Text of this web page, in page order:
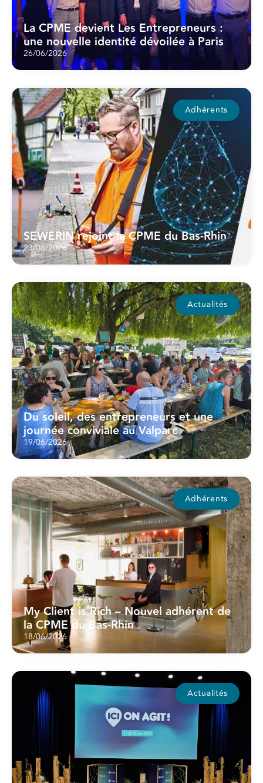
La CPME devient Les Entrepreneurs :
une nouvelle identité dévoilée à Paris
26/06/2026
Adhérents
SEWERIN rejoint la CPME du Bas-Rhin
23/06/2026
Actualités
Du soleil, des entrepreneurs et une
journée conviviale au Valparc
19/06/2026
Adhérents
My Client is Rich – Nouvel adhérent de
la CPME du Bas-Rhin
18/06/2026
Actualités